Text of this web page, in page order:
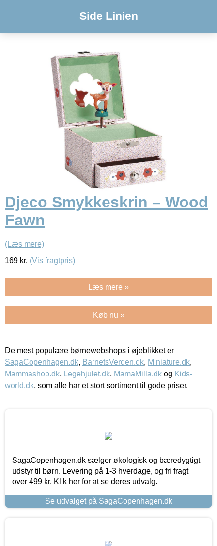
Side Linien
Djeco Smykkeskrin – Wood
Fawn
(Læs mere)
169 kr. (Vis fragtpris)
Læs mere »
Køb nu »
De mest populære børnewebshops i øjeblikket er
SagaCopenhagen.dk, BarnetsVerden.dk, Miniature.dk,
Mammashop.dk, Legehjulet.dk, MamaMilla.dk og Kids-
world.dk, som alle har et stort sortiment til gode priser.
SagaCopenhagen.dk sælger økologisk og bæredygtigt
udstyr til børn. Levering på 1-3 hverdage, og fri fragt
over 499 kr. Klik her for at se deres udvalg.
Se udvalget på SagaCopenhagen.dk